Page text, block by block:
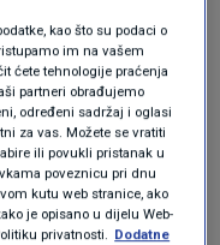
kao što su podaci o
im na vašem
ćete tehnologije praćenja
partneri obrađujemo
određeni sadržaj i oglasi
za vas. Možete se vratiti
ili povukli pristanak u
poveznicu pri dnu
kutu web stranice, ako
je opisano u dijelu Web-
privatnosti. Dodatne